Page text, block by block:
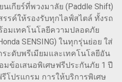
เกียร์ที่พวงมาลัย (Paddle Shift)
รค์ให้รองรับทุกไลฟ์สไตล์ ทั้งรถ
อมเทคโนโลยีความปลอดภัย
SENSING) ในทุกรุ่นย่อย ใส่
ะดับพรีเมียมและเทคโนโลยีอัน
ข้อเสนอพิเศษฟรีประกันภัย 1 ปี
โปรแกรม การให้บริการพิเศษ